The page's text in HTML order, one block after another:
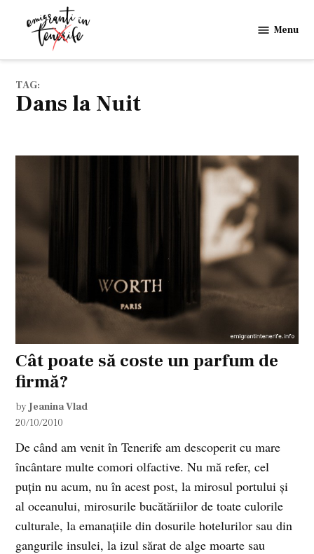
in
Menu
TAG:
Dans la Nuit
Cât poate să coste un parfum de
firmă?
by Jeanina Vlad
20/10/2010
De când am venit în Tenerife am descoperit cu mare
încântare multe comori olfactive. Nu mă refer, cel
puţin nu acum, nu în acest post, la mirosul portului şi
al oceanului, mirosurile bucătăriilor de toate culorile
culturale, la emanaţiile din dosurile hotelurilor sau din
gangurile insulei, la izul sărat de alge moarte sau